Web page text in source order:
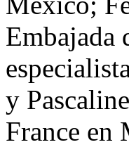
Embajada
y
France en